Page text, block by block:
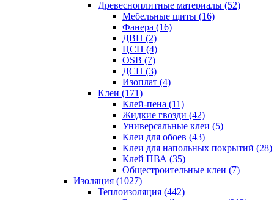
Древесноплитные материалы (52)
Мебельные щиты (16)
Фанера (16)
ДВП (2)
ЦСП (4)
OSB (7)
ДСП (3)
Изоплат (4)
Клеи (171)
Клей-пена (11)
Жидкие гвозди (42)
Универсальные клеи (5)
Клеи для обоев (43)
Клеи для напольных покрытий (28)
Клей ПВА (35)
Общестроительные клеи (7)
Изоляция (1027)
Теплоизоляция (442)